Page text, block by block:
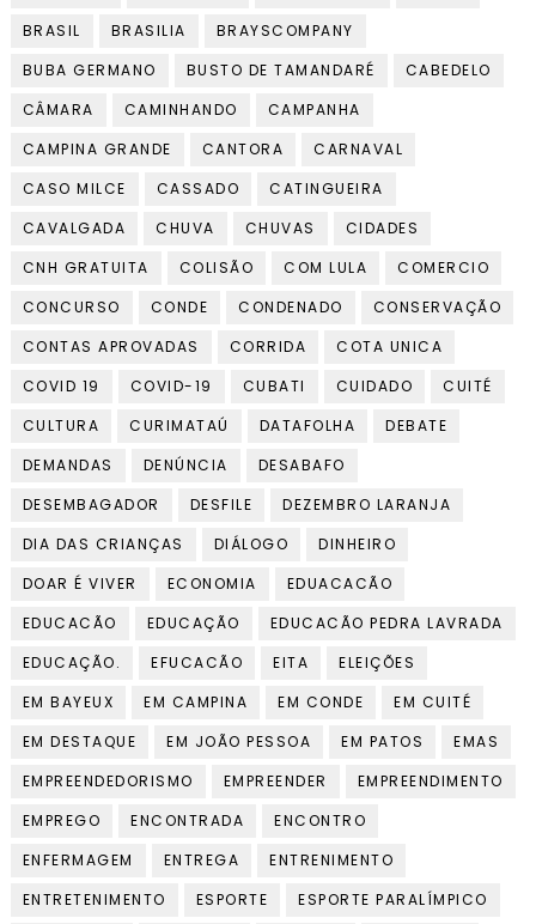
BRASIL
BRASILIA
BRAYSCOMPANY
BUBA GERMANO
BUSTO DE TAMANDARÉ
CABEDELO
CÂMARA
CAMINHANDO
CAMPANHA
CAMPINA GRANDE
CANTORA
CARNAVAL
CASO MILCE
CASSADO
CATINGUEIRA
CAVALGADA
CHUVA CHUVAS
CIDADES
CNH GRATUITA
COLISÃO COM LULA
COMERCIO
CONCURSO
CONDE CONDENADO
CONSERVAÇÃO
CONTAS APROVADAS
CORRIDA
COTA UNICA
COVID 19
COVID-19 CUBATI CUIDADO
CUITÉ
CULTURA
CURIMATAÚ DATAFOLHA
DEBATE
DEMANDAS
DENÚNCIA
DESABAFO
DESEMBAGADOR
DESFILE
DEZEMBRO LARANJA
DIA DAS CRIANÇAS
DIÁLOGO
DINHEIRO
DOAR É VIVER
ECONOMIA
EDUACACÃO
EDUCACÃO
EDUCAÇÃO
EDUCACÃO PEDRA LAVRADA
EDUCAÇÃO.
EFUCACÃO EITA
ELEIÇÕES
EM BAYEUX
EM CAMPINA EM CONDE
EM CUITÉ
EM DESTAQUE
EM JOÃO PESSOA EM PATOS
EMAS
EMPREENDEDORISMO
EMPREENDER
EMPREENDIMENTO
EMPREGO
ENCONTRADA
ENCONTRO
ENFERMAGEM
ENTREGA
ENTRENIMENTO
ENTRETENIMENTO
ESPORTE
ESPORTE PARALÍMPICO